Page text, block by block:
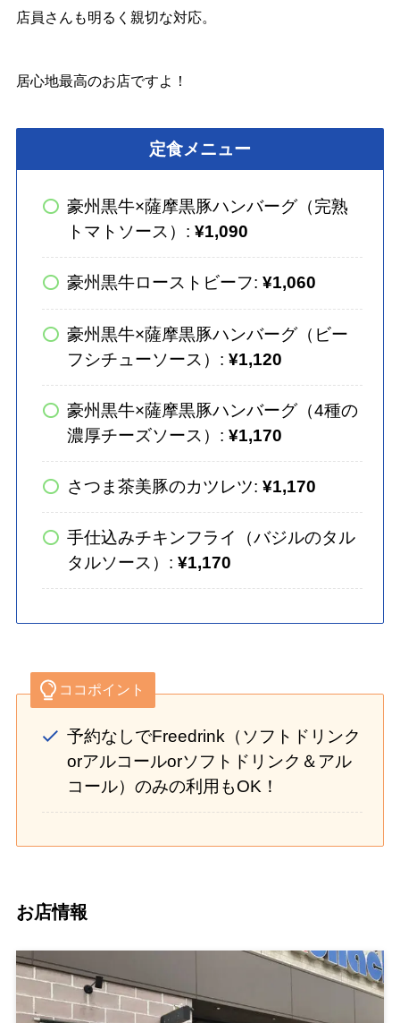
店員さんも明るく親切な対応。
居心地最高のお店ですよ！
定食メニュー
豪州黒牛×薩摩黒豚ハンバーグ（完熟
トマトソース）:¥1,090
豪州黒牛ローストビーフ:¥1,060
豪州黒牛×薩摩黒豚ハンバーグ（ビー
フシチューソース）:¥1,120
豪州黒牛×薩摩黒豚ハンバーグ（4種の
濃厚チーズソース）:¥1,170
さつま茶美豚のカツレツ:¥1,170
手仕込みチキンフライ（バジルのタル
タルソース）:¥1,170
ココポイント
予約なしでFreedrink（ソフトドリンク
orアルコールorソフトドリンク＆アル
コール）のみの利用もOK！
お店情報